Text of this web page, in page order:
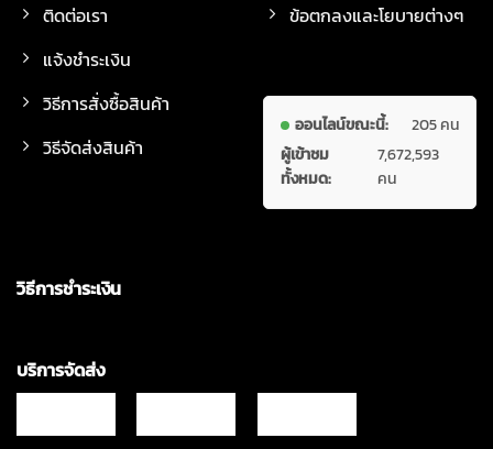
ติดต่อเรา
แจ้งชำระเงิน
วิธีการสั่งซื้อสินค้า
วิธีจัดส่งสินค้า
ข้อตกลงและโยบายต่างๆ
ออนไลน์ขณะนี้:
205 คน
ผู้เข้าชม
ทั้งหมด:
7,672,593
คน
วิธีการชำระเงิน
บริการจัดส่ง